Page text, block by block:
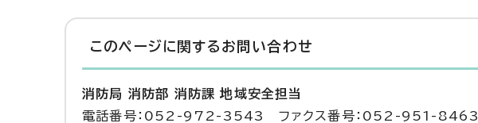
このページに関する お問い合わせ
消防局 消防部 消防課 地域安全担当
電話番号：052-972-3543 ファクス番号：052-951-8463